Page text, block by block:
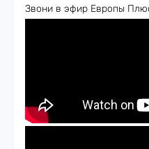
Звони в эфир Европы